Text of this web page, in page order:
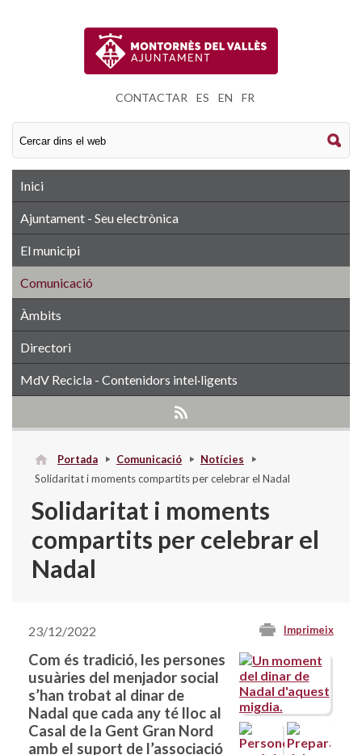
CONTACTAR ES EN FR
Inici
Ajuntament - Seu electrònica
El municipi
Comunicació
Àmbits
Directori
MdV Recicla - Contenidors intel·ligents
Portada Comunicació
Notícies
Solidaritat i moments compartits per celebrar el Nadal
Solidaritat i moments
compartits per celebrar el
Nadal
Imprimeix
23/12/2022
Com és tradició, les persones
usuàries del menjador social
s’han trobat al dinar de
Nadal que cada any té lloc al
Casal de la Gent Gran Nord
amb el suport de l’associació